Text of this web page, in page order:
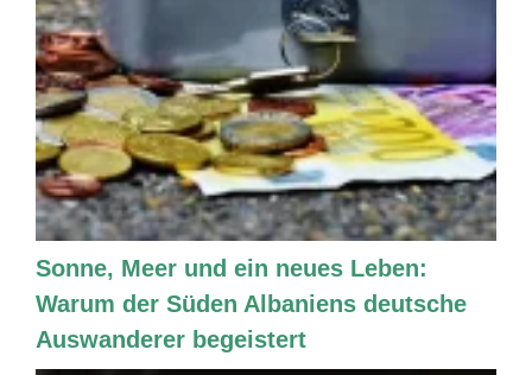
Sonne, Meer und ein neues Leben:
Warum der Süden Albaniens deutsche
Auswanderer begeistert